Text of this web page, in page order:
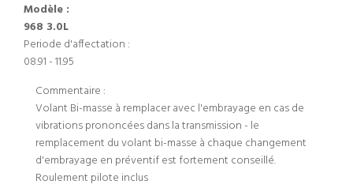
Modèle :
968 3.0L
Periode d'affectation :
08.91 - 11.95
Commentaire :
Volant Bi-masse à remplacer avec l'embrayage en cas de
vibrations prononcées dans la transmission - le
remplacement du volant bi-masse à chaque changement
d'embrayage en préventif est fortement conseillé.
Roulement pilote inclus